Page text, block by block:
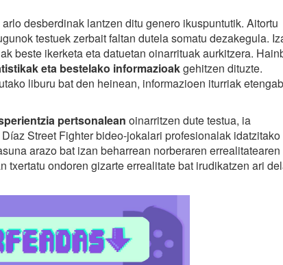
desberdinak lantzen ditu genero ikuspuntutik. Aitortu
testuek zerbait faltan dutela somatu dezakegula.
beste ikerketa eta datuetan oinarrituak aurkitzera.
eta bestelako informazioakgehitzen dituzte.
liburu bat den heinean, informazioen iturriak
pertsonalean oinarritzen dute testua, ia
Street Fighter bideo-jokalari profesionalak idatzitako
arazo bat izan beharrean norberaren errealitatearen
txertatu ondoren gizarte errealitate bat irudikatzen ari